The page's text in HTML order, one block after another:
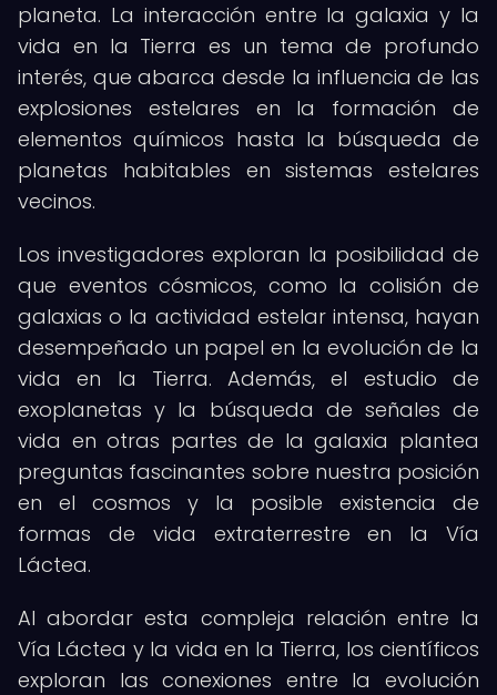
planeta. La interacción entre la galaxia y la
vida en la Tierra es un tema de profundo
interés, que abarca desde la influencia de las
explosiones estelares en la formación de
elementos químicos hasta la búsqueda de
planetas habitables en sistemas estelares
vecinos.
Los investigadores exploran la posibilidad de
que eventos cósmicos, como la colisión de
galaxias o la actividad estelar intensa, hayan
desempeñado un papel en la evolución de la
vida en la Tierra. Además, el estudio de
exoplanetas y la búsqueda de señales de
vida en otras partes de la galaxia plantea
preguntas fascinantes sobre nuestra posición
en el cosmos y la posible existencia de
formas de vida extraterrestre en la Vía
Láctea.
Al abordar esta compleja relación entre la
Vía Láctea y la vida en la Tierra, los científicos
exploran las conexiones entre la evolución